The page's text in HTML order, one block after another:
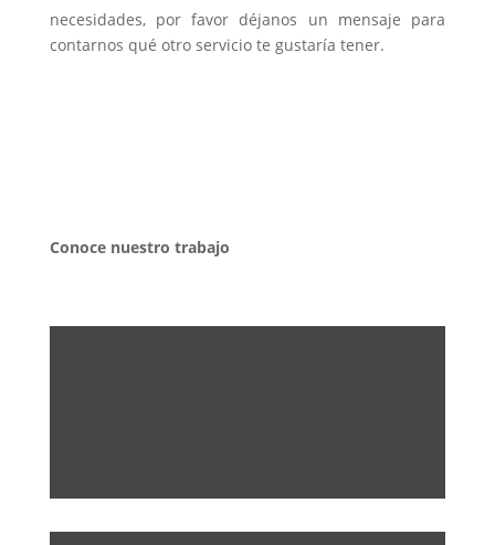
necesidades, por favor déjanos un mensaje para
contarnos qué otro servicio te gustaría tener.
Conoce nuestro trabajo